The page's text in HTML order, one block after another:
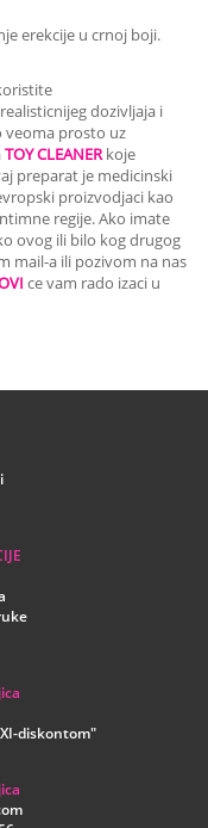
erekcije u crnoj boji.
dozivljaja i
veoma prosto uz
TOY CLEANERkoje
preparat je medicinski
proizvodjaci kao
regije. Ako imate
ovog ili bilo kog drugog
mail-a ili pozivom na nas
ce vam rado izaci u
diskontom"